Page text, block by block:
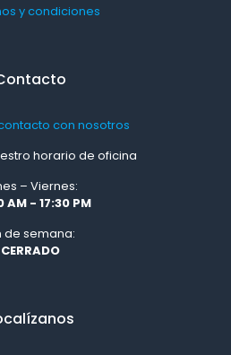
y condiciones
con nosotros
horario de oficina
– Viernes:
AM - 17:30 PM
de semana:
CERRADO